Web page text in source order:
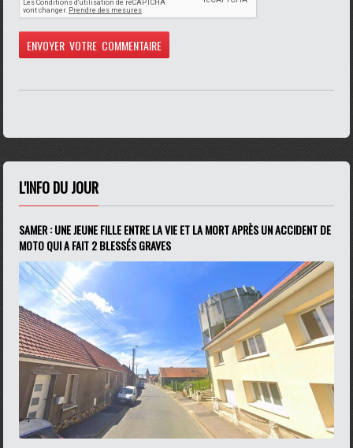
L'INFO DU JOUR
SAMER : UNE JEUNE FILLE ENTRE LA VIE ET LA MORT APRÈS UN ACCIDENT DE
MOTO QUI A FAIT 2 BLESSÉS GRAVES